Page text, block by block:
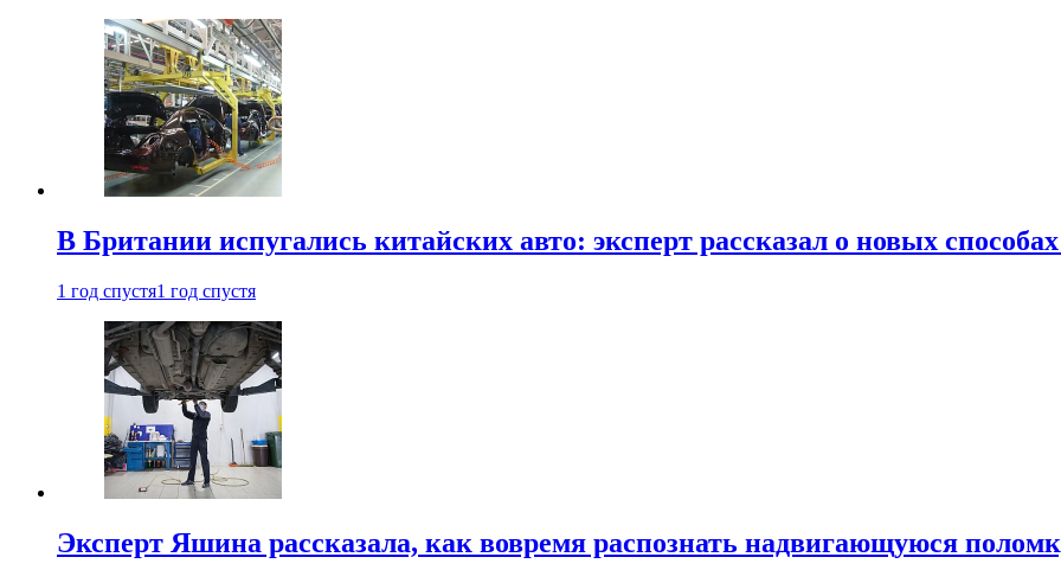
В Британии испугались китайских авто: эксперт рассказал о новых
1 год спустя1 год спустя
Эксперт Яшина рассказала, как вовремя распознать надвигающуюся